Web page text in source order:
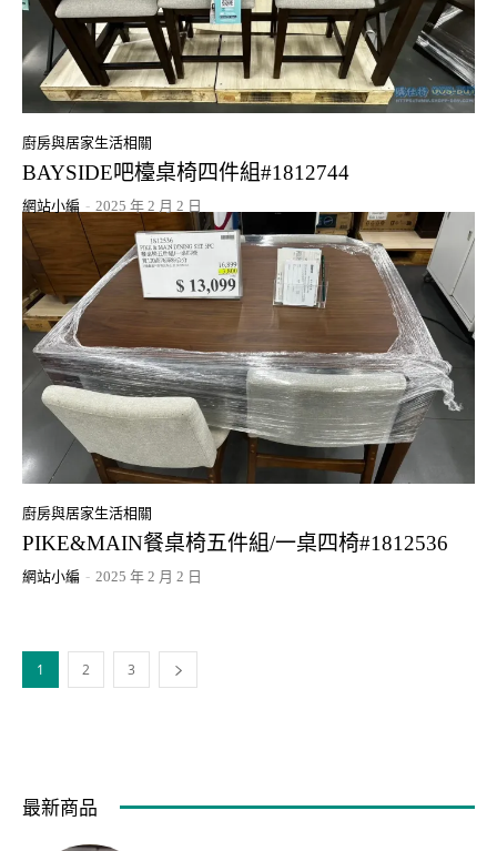
廚房與居家生活相關
BAYSIDE吧檯桌椅四件組#1812744
網站小編 - 2025 年 2 月 2 日
廚房與居家生活相關
PIKE&MAIN餐桌椅五件組/一桌四椅#1812536
網站小編 - 2025 年 2 月 2 日
1 2 3
最新商品